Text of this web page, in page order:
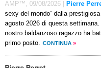
AMP™, 09/08/2026 Pierre
sexy del mondo” dalla
agosto 2026 di questa
nostro baldanzoso ragazzo ha
primo posto. CONTINUA »